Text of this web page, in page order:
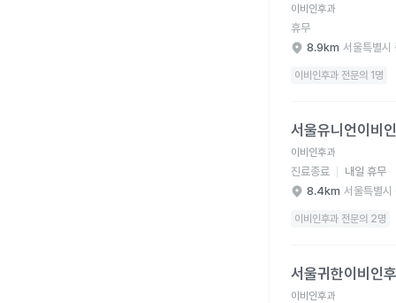
이비인후과
휴무
8.9km 서울특별시
이비인후과 전문의 1명
서울유니언이비
이비인후과
진료종료
내일 휴무
8.4km 서울특별
이비인후과 전문의 2명
서울귀한이비인
이비인후과